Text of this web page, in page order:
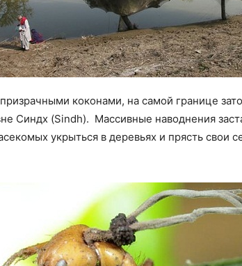
коконами, на самой границе
Синдх (Sindh). Массивные наводнения
укрыться в деревьях и прясть свои